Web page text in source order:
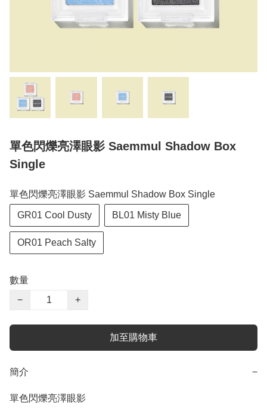
單色閃爍亮澤眼影 Saemmul Shadow Box
Single
單色閃爍亮澤眼影 Saemmul Shadow Box Single
GR01 Cool Dusty BL01 Misty Blue
OR01 Peach Salty
數量
−
+
加至購物車
簡介 −
單色閃爍亮澤眼影